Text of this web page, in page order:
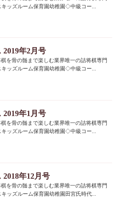
ッズルーム保育園幼稚園◇中級コー...
年2月号
を骨の髄まで楽しむ業界唯一の詰将棋専門
ッズルーム保育園幼稚園◇中級コー...
年1月号
を骨の髄まで楽しむ業界唯一の詰将棋専門
ッズルーム保育園幼稚園◇中級コー...
年12月号
を骨の髄まで楽しむ業界唯一の詰将棋専門
ッズルーム保育園幼稚園田宮氏時代...